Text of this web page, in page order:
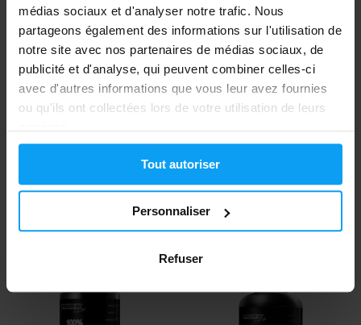
médias sociaux et d'analyser notre trafic. Nous
partageons également des informations sur l'utilisation de
notre site avec nos partenaires de médias sociaux, de
publicité et d'analyse, qui peuvent combiner celles-ci
avec d'autres informations que vous leur avez fournies
ou qu'ils ont collectées lors de votre utilisation de leurs
Tout autoriser
Personnaliser
Refuser
-13%
Prom-In
Vitamin C 60 tablets
3,79